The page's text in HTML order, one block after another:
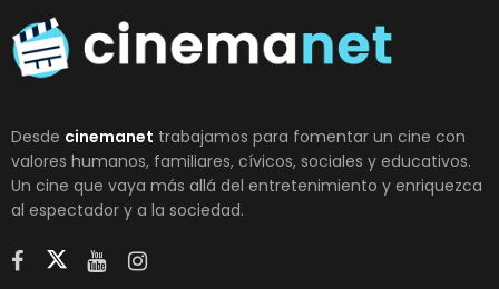
Desde cinemanet trabajamos para fomentar un cine con
valores humanos, familiares, cívicos, sociales y educativos.
Un cine que vaya más allá del entretenimiento y enriquezca
al espectador y a la sociedad.